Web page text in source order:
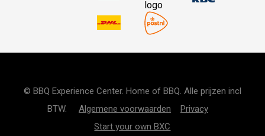
© BBQ Experience Center. Home of BBQ. Alle prijzen incl
BTW. Algemene voorwaarden
Privacy
Start your own BXC